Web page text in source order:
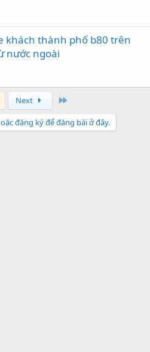
khách thành phố b80 trên
nước ngoài
Next
đăng ký để đăng bài ở đây.